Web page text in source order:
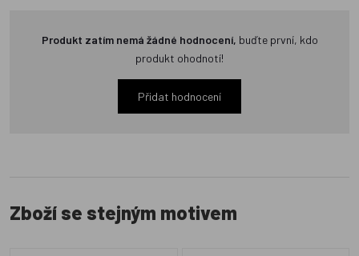
Produkt zatím nemá žádné hodnocení, buďte první, kdo
produkt ohodnotí!
Přidat hodnocení
Zboží se stejným motivem